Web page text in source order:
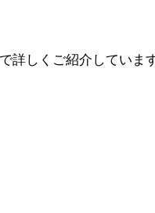
詳しくご紹介していま